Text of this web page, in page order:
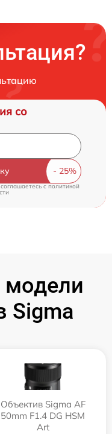
со
c политикой
Sigma
Объектив Sigma AF
50mm F1.4 DG HSM
Art